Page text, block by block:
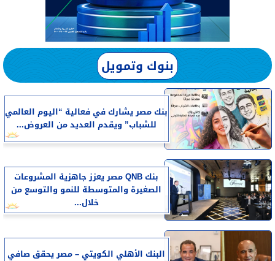
بنوك وتمويل
بنك مصر يشارك في فعالية “اليوم العالمي
للشباب” ويقدم العديد من العروض...
بنك QNB مصر يعزز جاهزية المشروعات
الصغيرة والمتوسطة للنمو والتوسع من
خلال...
البنك الأهلي الكويتي – مصر يحقق صافي